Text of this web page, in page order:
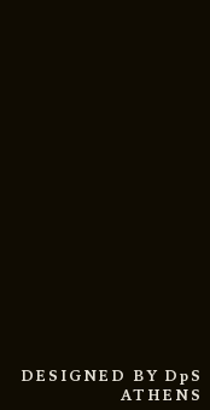
DESIGNED BY DpS
ATHENS